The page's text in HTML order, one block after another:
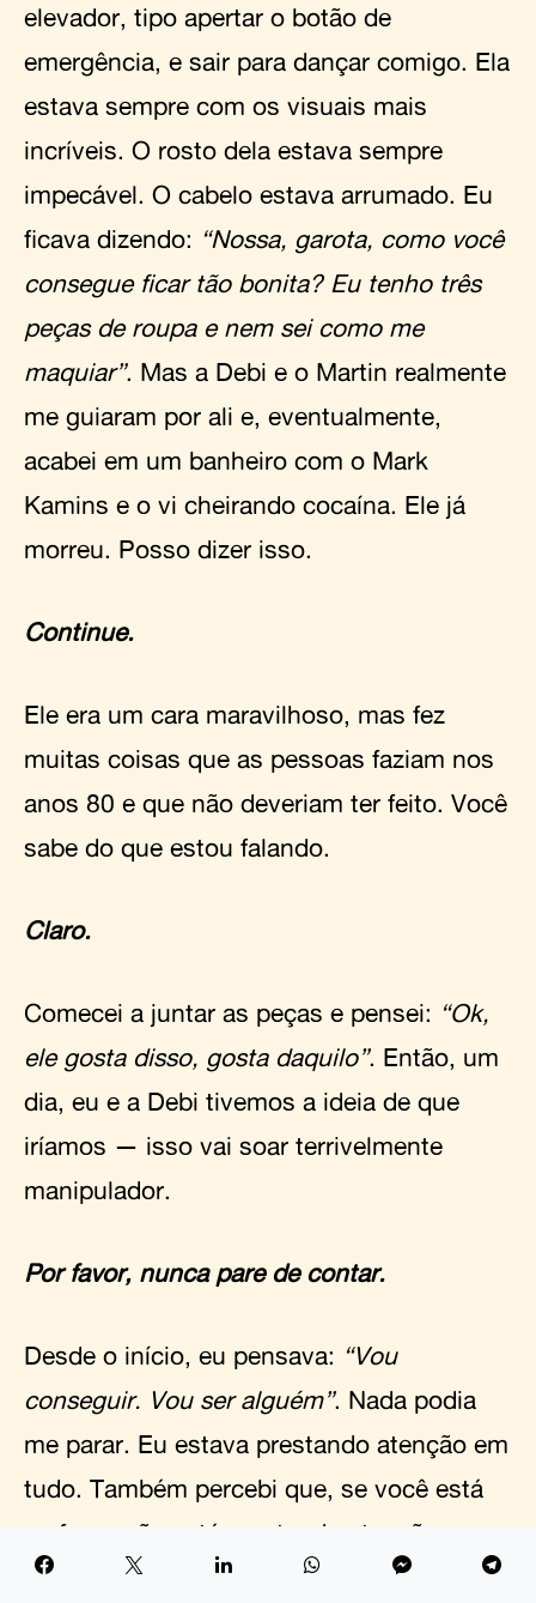
elevador, tipo apertar o botão de
emergência, e sair para dançar comigo. Ela
estava sempre com os visuais mais
incríveis. O rosto dela estava sempre
impecável. O cabelo estava arrumado. Eu
ficava dizendo: “Nossa, garota, como você
consegue ficar tão bonita? Eu tenho três
peças de roupa e nem sei como me
maquiar”. Mas a Debi e o Martin realmente
me guiaram por ali e, eventualmente,
acabei em um banheiro com o Mark
Kamins e o vi cheirando cocaína. Ele já
morreu. Posso dizer isso.
Continue.
Ele era um cara maravilhoso, mas fez
muitas coisas que as pessoas faziam nos
anos 80 e que não deveriam ter feito. Você
sabe do que estou falando.
Claro.
Comecei a juntar as peças e pensei: “Ok,
ele gosta disso, gosta daquilo”. Então, um
dia, eu e a Debi tivemos a ideia de que
iríamos — isso vai soar terrivelmente
manipulador.
Por favor, nunca pare de contar.
Desde o início, eu pensava: “Vou
conseguir. Vou ser alguém”. Nada podia
me parar. Eu estava prestando atenção em
tudo. Também percebi que, se você está
na farra, não está prestando atenção em
nada, então nunca entrei nessa também.